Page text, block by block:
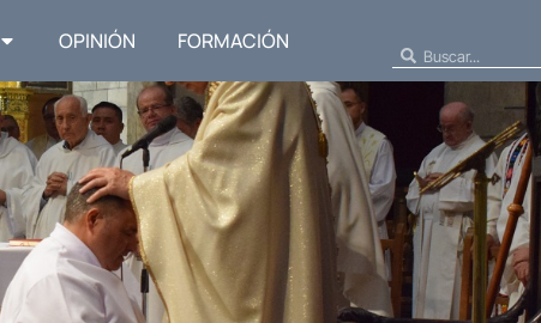
OPINIÓN FORMACIÓN